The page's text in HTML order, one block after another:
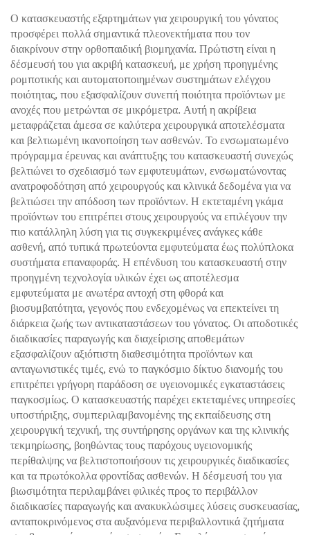
Ο κατασκευαστής εξαρτημάτων για χειρουργική του γόνατος
προσφέρει πολλά σημαντικά πλεονεκτήματα που τον
διακρίνουν στην ορθοπαιδική βιομηχανία. Πρώτιστη είναι η
δέσμευσή του για ακριβή κατασκευή, με χρήση προηγμένης
ρομποτικής και αυτοματοποιημένων συστημάτων ελέγχου
ποιότητας, που εξασφαλίζουν συνεπή ποιότητα προϊόντων με
ανοχές που μετρώνται σε μικρόμετρα. Αυτή η ακρίβεια
μεταφράζεται άμεσα σε καλύτερα χειρουργικά αποτελέσματα
και βελτιωμένη ικανοποίηση των ασθενών. Το ενσωματωμένο
πρόγραμμα έρευνας και ανάπτυξης του κατασκευαστή συνεχώς
βελτιώνει το σχεδιασμό των εμφυτευμάτων, ενσωματώνοντας
ανατροφοδότηση από χειρουργούς και κλινικά δεδομένα για να
βελτιώσει την απόδοση των προϊόντων. Η εκτεταμένη γκάμα
προϊόντων του επιτρέπει στους χειρουργούς να επιλέγουν την
πιο κατάλληλη λύση για τις συγκεκριμένες ανάγκες κάθε
ασθενή, από τυπικά πρωτεύοντα εμφυτεύματα έως πολύπλοκα
συστήματα επαναφοράς. Η επένδυση του κατασκευαστή στην
προηγμένη τεχνολογία υλικών έχει ως αποτέλεσμα
εμφυτεύματα με ανωτέρα αντοχή στη φθορά και
βιοσυμβατότητα, γεγονός που ενδεχομένως να επεκτείνει τη
διάρκεια ζωής των αντικαταστάσεων του γόνατος. Οι αποδοτικές
διαδικασίες παραγωγής και διαχείρισης αποθεμάτων
εξασφαλίζουν αξιόπιστη διαθεσιμότητα προϊόντων και
ανταγωνιστικές τιμές, ενώ το παγκόσμιο δίκτυο διανομής του
επιτρέπει γρήγορη παράδοση σε υγειονομικές εγκαταστάσεις
παγκοσμίως. Ο κατασκευαστής παρέχει εκτεταμένες υπηρεσίες
υποστήριξης, συμπεριλαμβανομένης της εκπαίδευσης στη
χειρουργική τεχνική, της συντήρησης οργάνων και της κλινικής
τεκμηρίωσης, βοηθώντας τους παρόχους υγειονομικής
περίθαλψης να βελτιστοποιήσουν τις χειρουργικές διαδικασίες
και τα πρωτόκολλα φροντίδας ασθενών. Η δέσμευσή του για
βιωσιμότητα περιλαμβάνει φιλικές προς το περιβάλλον
διαδικασίες παραγωγής και ανακυκλώσιμες λύσεις συσκευασίας,
ανταποκρινόμενος στα αυξανόμενα περιβαλλοντικά ζητήματα